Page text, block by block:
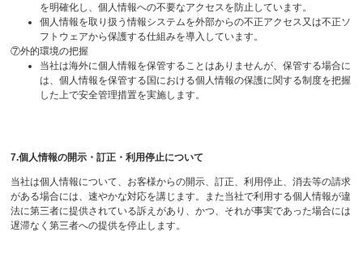
を明確化し、個人情報への不要なアクセスを防止しています。
個人情報を取り扱う情報システムを外部からの不正アクセス又は不正ソ
フトウェアから保護する仕組みを導入しています。
⑦外的環境の把握
当社は海外に個人情報を保管することはありませんが、保管する場合に
は、個人情報を保管する国における個人情報の保護に関する制度を把握
した上で安全管理措置を実施します。
7.個人情報の開示・訂正・利用停止について
当社は個人情報について、お客様からの開示、訂正、利用停止、消去等の請求
がある場合には、速やかな対応を講じます。また当社で利用する個人情報が違
法に第三者に提供されている訴えがあり、かつ、それが事実であった場合には
遅滞なく第三者への提供を停止します。